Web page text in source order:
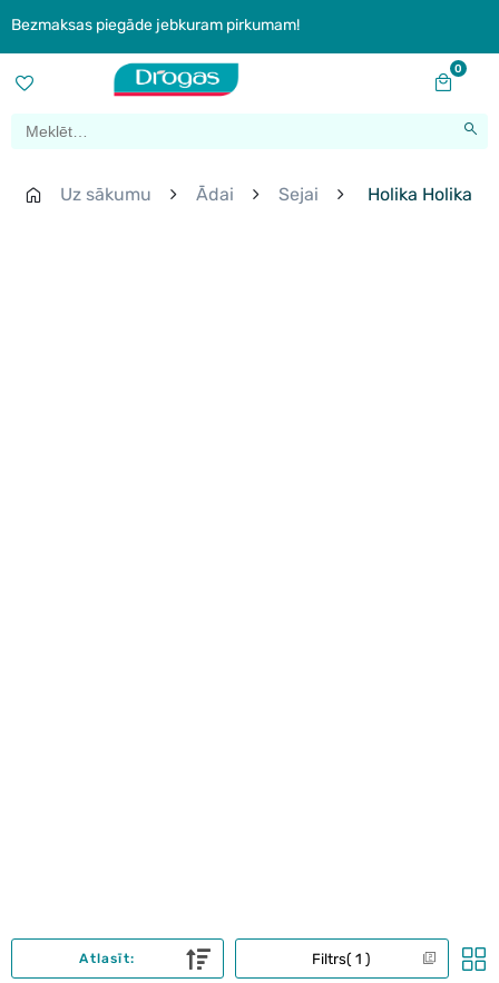
Bezmaksas piegāde jebkuram pirkumam!
0
Uz sākumu Ādai Sejai Holika Holika
Filtrs 1
Atlasīt: